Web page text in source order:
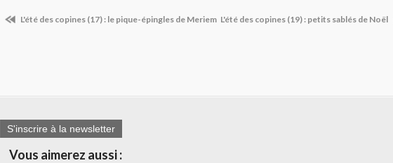
L'été des copines (17) : le pique-épingles de Meriem L'été des copines (19) : petits sablés de Noël
S'inscrire à la newsletter
Vous aimerez aussi :